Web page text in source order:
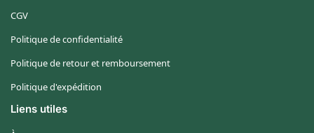
CGV
Politique de confidentialité
Politique de retour et remboursement
Politique d'expédition
Liens utiles